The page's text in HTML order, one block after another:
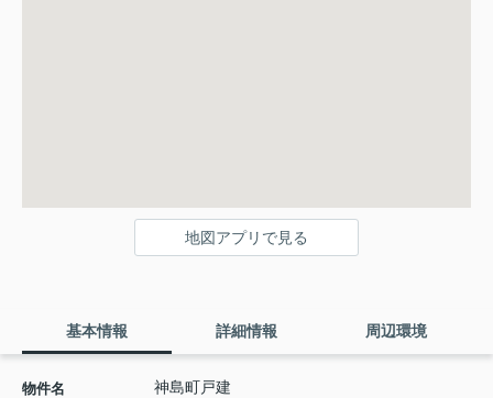
地図アプリで見る
基本情報 詳細情報 周辺環境
物件名 神島町戸建